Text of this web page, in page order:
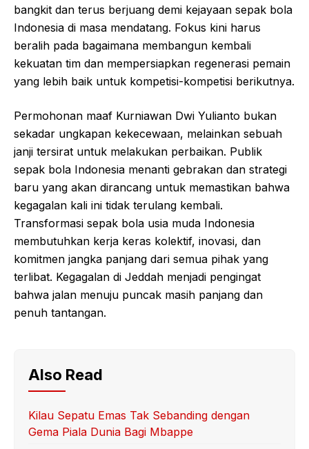
bangkit dan terus berjuang demi kejayaan sepak bola
Indonesia di masa mendatang. Fokus kini harus
beralih pada bagaimana membangun kembali
kekuatan tim dan mempersiapkan regenerasi pemain
yang lebih baik untuk kompetisi-kompetisi berikutnya.
Permohonan maaf Kurniawan Dwi Yulianto bukan
sekadar ungkapan kekecewaan, melainkan sebuah
janji tersirat untuk melakukan perbaikan. Publik
sepak bola Indonesia menanti gebrakan dan strategi
baru yang akan dirancang untuk memastikan bahwa
kegagalan kali ini tidak terulang kembali.
Transformasi sepak bola usia muda Indonesia
membutuhkan kerja keras kolektif, inovasi, dan
komitmen jangka panjang dari semua pihak yang
terlibat. Kegagalan di Jeddah menjadi pengingat
bahwa jalan menuju puncak masih panjang dan
penuh tantangan.
Also Read
Kilau Sepatu Emas Tak Sebanding dengan
Gema Piala Dunia Bagi Mbappe